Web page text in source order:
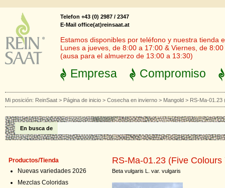
Telefon +43 (0) 2987 / 2347
E-Mail office(at)reinsaat.at
Estamos disponibles por teléfono y nuestra tienda
Lunes a jueves, de 8:00 a 17:00 & Viernes, de
(ausa para el almuerzo de 13:00 a 13:30)
Empresa Compromiso
Mi posición: ReinSaat > Página de inicio > Cosecha en invierno > Mangold > RS-Ma-01.23
En busca de
Productos/Tienda
Nuevas variedades 2026
Mezclas Coloridas
RS-Ma-01.23 (Five Colours
Beta vulgaris L. var. vulgaris